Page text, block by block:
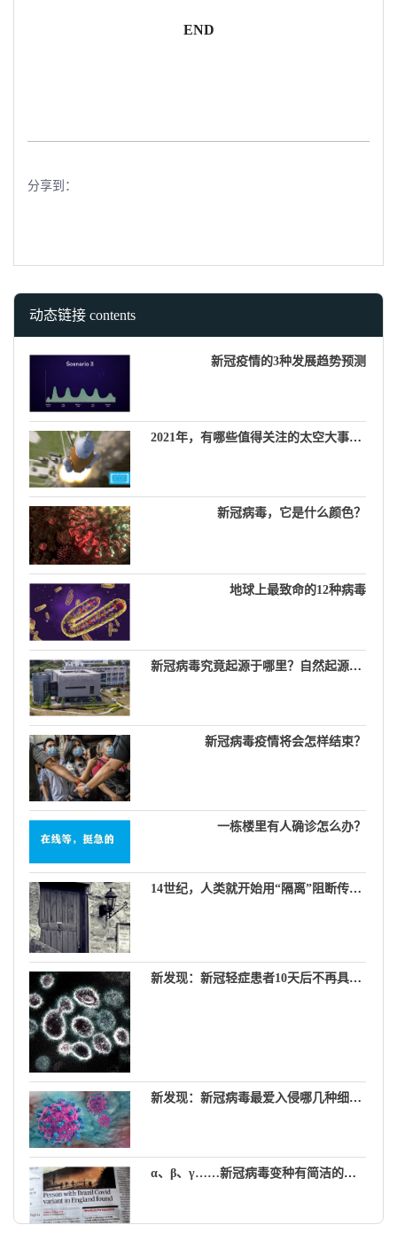
END
分享到：
动态链接 contents
新冠疫情的3种发展趋势预测
2021年，有哪些值得关注的太空大事件？
新冠病毒，它是什么颜色？
地球上最致命的12种病毒
新冠病毒究竟起源于哪里？自然起源说，生物武器说，实验室泄漏说……
新冠病毒疫情将会怎样结束？
一栋楼里有人确诊怎么办？
14世纪，人类就开始用“隔离”阻断传染病
新发现：新冠轻症患者10天后不再具有传染性
新发现：新冠病毒最爱入侵哪几种细胞？
α、β、γ……新冠病毒变种有简洁的新名字了